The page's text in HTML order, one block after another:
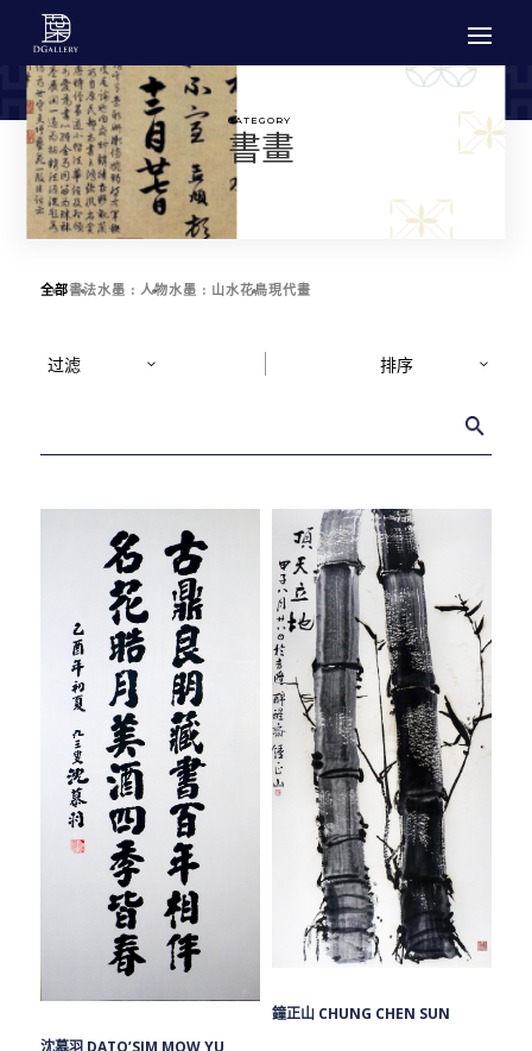
CATEGORY
書畫
全部書法水墨 : 人物水墨 : 山水花鳥現代畫
过滤 排序
沈慕羽 DATO’SIM MOW YU
鐘正山 CHUNG CHEN SUN